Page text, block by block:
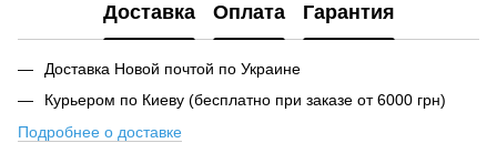
Доставка Оплата Гарантия
Доставка Новой почтой по Украине
Курьером по Киеву (бесплатно при заказе от 6000 грн)
Подробнее о доставке